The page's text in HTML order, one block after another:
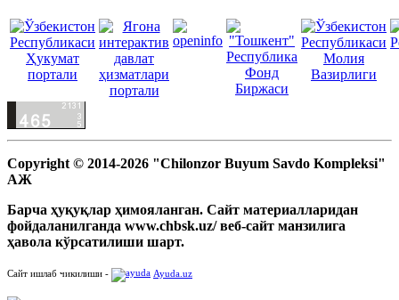
Copyright © 2014-2026 "Chilonzor Buyum Savdo Kompleksi"
АЖ
Барча ҳуқуқлар ҳимояланган. Сайт материалларидан
фойдаланилганда www.chbsk.uz/ веб-сайт манзилига
ҳавола кўрсатилиши шарт.
Сайт ишлаб чикилиши - Ayuda.uz